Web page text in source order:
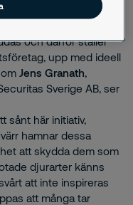
och därför ställer
upp med ideell
Jens Granath,
Sverige AB, ser
sånt här initiativ,
hamnar dessa
att skydda dem som
djurarter känns
att inte inspireras
att många tar